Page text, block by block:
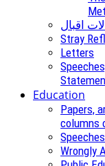
اقبال
Stray
Letters
Education
Papers,
columns
Wrongly